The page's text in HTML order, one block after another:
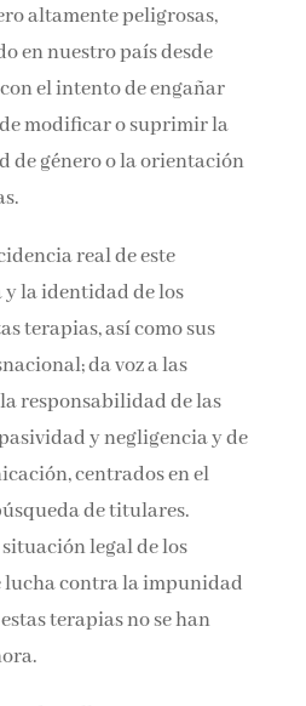
inútiles pero
se han perpetrado en
instancias, con el
la posibilidad de
expresión e identidad
sexual de las
real de este
y la identidad de los
terapias, así como sus
da voz a las
responsabilidad de las
y negligencia y
centrados en el
de titulares.
legal de los
lucha contra la
la que estas terapias